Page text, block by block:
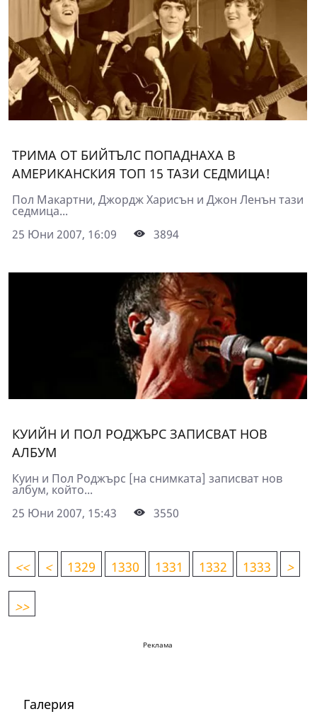
ТРИМА ОТ БИЙТЪЛС ПОПАДНАХА В
АМЕРИКАНСКИЯ ТОП 15 ТАЗИ СЕДМИЦА!
Пол Макартни, Джордж Харисън и Джон Ленън тази
седмица...
25 Юни 2007, 16:09
3894
КУИЙН И ПОЛ РОДЖЪРС ЗАПИСВАТ НОВ
АЛБУМ
Куин и Пол Роджърс [на снимката] записват нов
албум, който...
25 Юни 2007, 15:43
3550
<< < 1329 1330 1331 1332 1333 >
>>
Реклама
Галерия